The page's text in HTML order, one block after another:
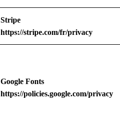
Stripe
https://stripe.com/fr/privacy
Google Fonts
https://policies.google.com/privacy